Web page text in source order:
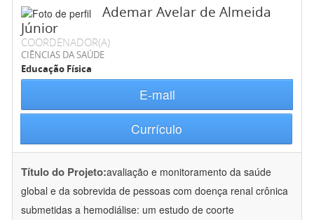
Ademar Avelar de Almeida
Júnior
COORDENADOR(A)
CIÊNCIAS DA SAÚDE
Educação Física
E-mail
Currículo
Título do Projeto:avaliação e monitoramento da saúde
global e da sobrevida de pessoas com doença renal crônica
submetidas a hemodiálise: um estudo de coorte